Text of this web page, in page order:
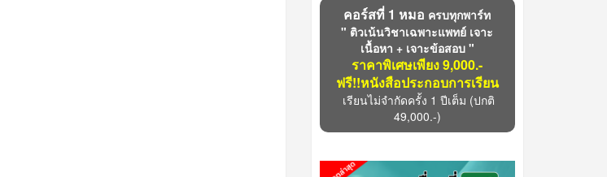
คอร์สที่ 1 หมอ ครบทุกพาร์ท
" ติวเน้นวิชาเฉพาะแพทย์ เจาะ
เนื้อหา + เจาะข้อสอบ "
ราคาพิเศษเพียง 9,000.-
ฟรี!!หนังสือประกอบการเรียน
เรียนไม่จำกัดครั้ง 1 ปีเต็ม (ปกติ
49,000.-)